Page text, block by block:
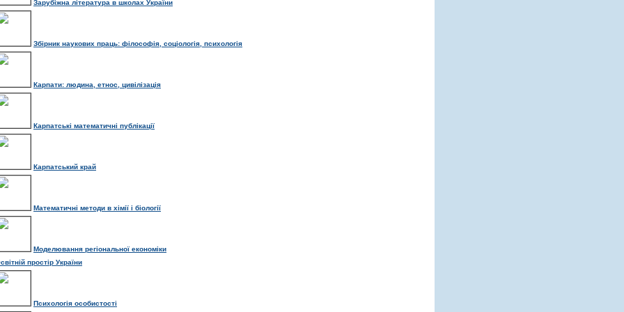
Зарубіжна література в школах України
Збірник наукових праць: філософія, соціологія, психологія
Карпати: людина, етнос, цивілізація
Карпатські математичні публікації
Карпатський край
Математичні методи в хімії і біології
Моделювання регіональної економіки
простір України
Психологія особистості